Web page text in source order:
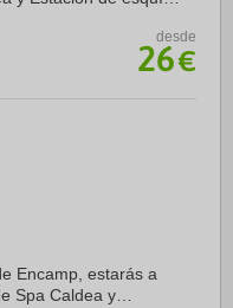
...
desde
26€
Encamp, estarás a
Spa Caldea y